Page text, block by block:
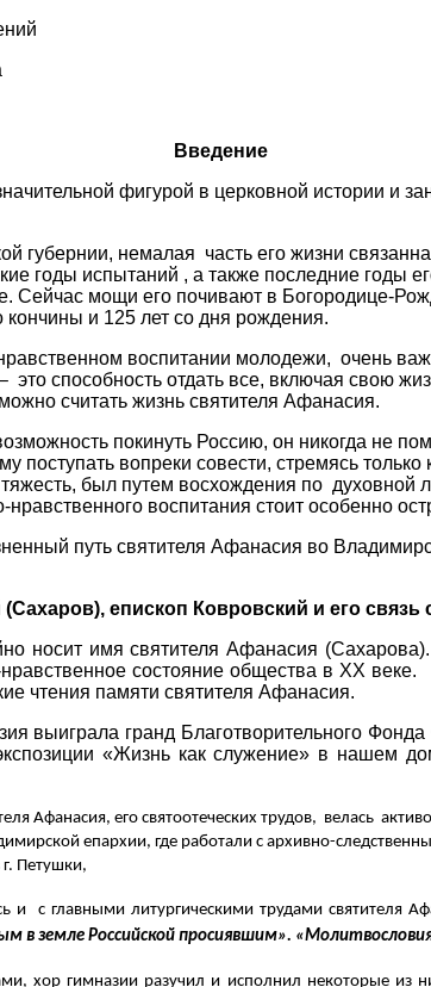
Введение
фигурой в церковной истории и
губернии, немалая часть его жизни
годы испытаний , а также последние годы
Сейчас мощи его почивают в Богородице-
кончины и 125 лет со дня рождения.
воспитании молодежи, очень
это способность отдать все, включая свою
считать жизнь святителя Афанасия.
покинуть Россию, он никогда не
поступать вопреки совести, стремясь
был путем восхождения по духовной
воспитания стоит особенно
путь святителя Афанасия во
епископ Ковровский и его
носит имя святителя Афанасия
состояние общества в ХХ веке.
чтения памяти святителя Афанасия.
выиграла гранд Благотворительного
«Жизнь как служение» в нашем
Афанасия, его святоотеческих трудов, велась
епархии, где работали с архивно-
Петушки,
и с главными литургическими трудами святителя
в земле Российской просиявшим».
хор гимназии разучил и исполнил некоторые из